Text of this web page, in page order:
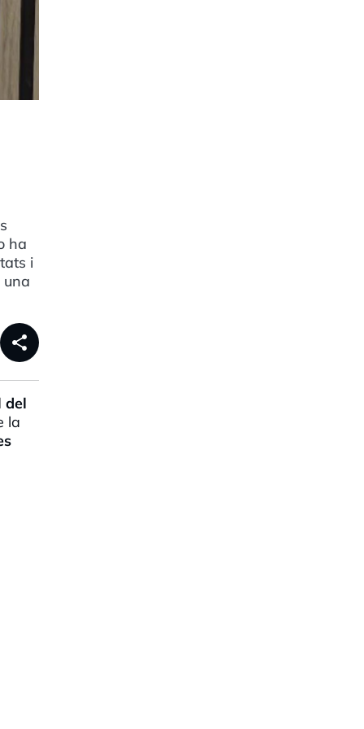
ha
i
una
share
del
la